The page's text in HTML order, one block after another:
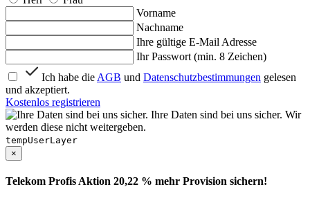
Vorname
Nachname
Ihre gültige E-Mail Adresse
Ihr Passwort (min. 8 Zeichen)
Ich habe die AGB und Datenschutzbestimmungen gelesen
und akzeptiert.
Kostenlos registrieren
Ihre Daten sind bei uns sicher. Wir
werden diese nicht weitergeben.
tempUserLayer
×
Telekom Profis Aktion 20,22 % mehr Provision sichern!